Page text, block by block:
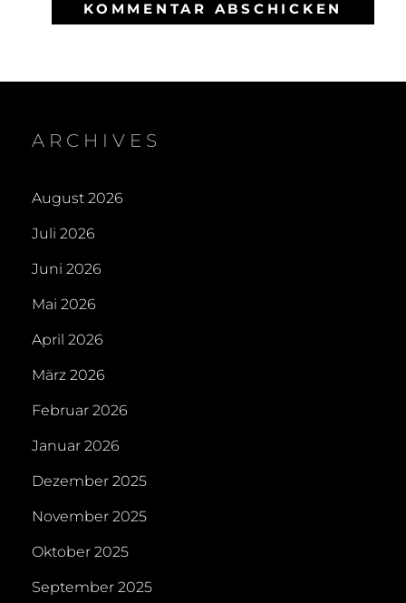
ARCHIVES
August 2026
Juli 2026
Juni 2026
Mai 2026
April 2026
März 2026
Februar 2026
Januar 2026
Dezember 2025
November 2025
Oktober 2025
September 2025